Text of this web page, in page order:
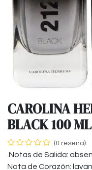
CAROLINA
BLACK 100
(0 reseña)
.Notas de Salida:
Nota de Corazón: